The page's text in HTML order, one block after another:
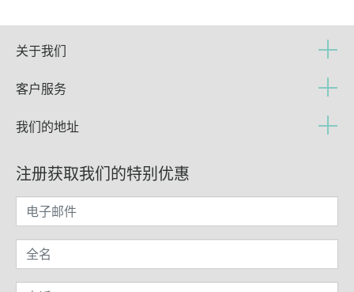
关于我们
客户服务
我们的地址
注册获取我们的特别优惠